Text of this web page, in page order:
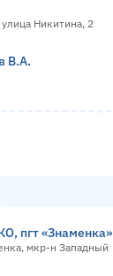
Никитина, 2
В.А.
пгт «Знаменка»
мкр-н Западный